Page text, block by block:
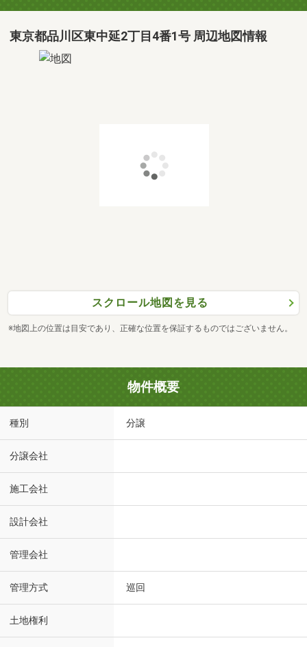
東京都品川区東中延2丁目4番1号 周辺地図情報
スクロール地図を見る
※地図上の位置は目安であり、正確な位置を保証するものではございません。
物件概要
種別 分譲
分譲会社
施工会社
設計会社
管理会社
管理方式 巡回
土地権利